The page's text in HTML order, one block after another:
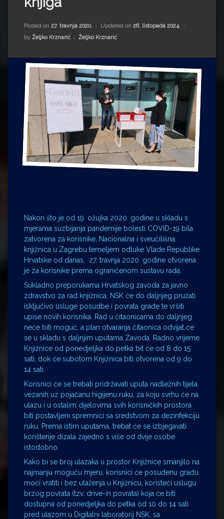
Impressum
Milenko Strižak
Drugi autori
Drugi autori
Ljiljana Lekanić-Kljaić
Željko Krznarić
Mario Lovreković
Miroslav Šantek
Posted on 27. travnja 2020. Updated on 26. listopada 2024.
by Željko Krznarić Kategorije:
Željko Krznarić
Nakon što je od 19. ožujka 2020. godine u skladu s
mjerama suzbijanja pandemije bolesti COVID-19 bila
zatvorena za korisnike, Nacionalna i sveučilišna
knjižnica u Zagrebu temeljem odluke Vlade Republike
Hrvatske od danas, 27. travnja 2020. godine otvorena
je za korisnike prema ograničenom sustavu rada.
Sukladno preporukama Hrvatskog zavoda za javno
zdravstvo za rad knjižnica, NSK će do daljnjeg pružati
isključivo usluge posudbe i povrata građe te vršiti
upise novih korisnika. Rad u čitaonicama do daljnjeg
neće biti moguć, a plan otvaranja čitaonica odvijat će
se u skladu s daljnjim uputama Zavoda. Radno vrijeme
Knjižnice od ponedjeljka do petka bit će od 8 do 15
sati, dok će subotom Knjižnica biti otvorena od 9 do
14 sati.
Korisnici će se trebati pridržavati uputa nadležnih tijela
vezanih uz pojačanu higijenu ruku, za koju svrhu će na
ulazu i u ostalim dijelovima svih korisničkih prostora
biti postavljeni spremnici sa sredstvom za dezinfekciju
ruku. Prema istim uputama, trebat će se izbjegavati
korištenje dizala zajedno s više od dvije osobe
istodobno.
Kako bi se broj ulazaka u prostor Knjižnice smanjilo na
najmanju moguću mjeru, korisnici će posuđenu građu
moći vratiti i bez ulaženja u Knjižnicu, koristeći uslugu
brzog povrata (tzv. drive-in povrata) koja će biti
dostupna od ponedjeljka do petka od 10 do 14 sati
pred ulazom u Digitalni laboratorij NSK, sa